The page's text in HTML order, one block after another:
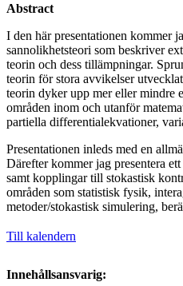
Abstract
I den här presentationen kommer
sannolikhetsteori som beskriver
teorin och dess tillämpningar.
teorin för stora avvikelser
teorin dyker upp mer eller mindre
områden inom och utanför
partiella differentialekvationer,
Presentationen inleds med en
Därefter kommer jag presentera
samt kopplingar till stokastisk
områden som statistisk fysik,
metoder/stokastisk simulering,
Till kalendern
Innehållsansvarig: